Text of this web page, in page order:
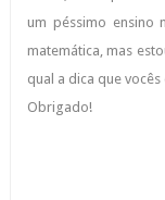
um péssimo ensino
matemática, mas
qual a dica que vocês
Obrigado!